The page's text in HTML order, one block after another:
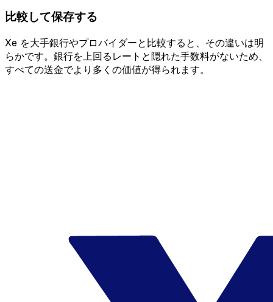
比較して保存する
Xe を大手銀行やプロバイダーと比較すると、その違いは明
らかです。銀行を上回るレートと隠れた手数料がないため、
すべての送金でより多くの価値が得られます。